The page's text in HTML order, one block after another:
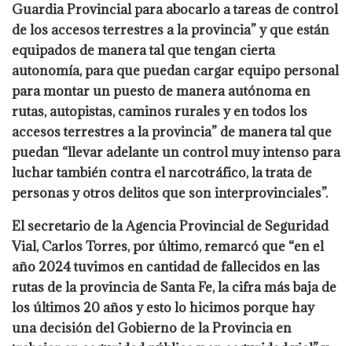
Guardia Provincial para abocarlo a tareas de control
de los accesos terrestres a la provincia” y que están
equipados de manera tal que tengan cierta
autonomía, para que puedan cargar equipo personal
para montar un puesto de manera autónoma en
rutas, autopistas, caminos rurales y en todos los
accesos terrestres a la provincia” de manera tal que
puedan “llevar adelante un control muy intenso para
luchar también contra el narcotráfico, la trata de
personas y otros delitos que son interprovinciales”.
El secretario de la Agencia Provincial de Seguridad
Vial, Carlos Torres, por último, remarcó que “en el
año 2024 tuvimos en cantidad de fallecidos en las
rutas de la provincia de Santa Fe, la cifra más baja de
los últimos 20 años y esto lo hicimos porque hay
una decisión del Gobierno de la Provincia en